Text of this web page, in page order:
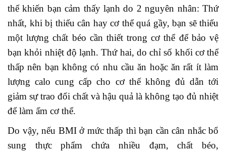
thể khiến bạn cảm thấy lạnh do 2 nguyên nhân: Thứ
nhất, khi bị thiếu cân hay cơ thể quá gầy, bạn sẽ thiếu
một lượng chất béo cần thiết trong cơ thể để bảo vệ
bạn khỏi nhiệt độ lạnh. Thứ hai, do chỉ số khối cơ thể
thấp nên bạn không có nhu cầu ăn hoặc ăn rất ít làm
lượng calo cung cấp cho cơ thể không đủ dẫn tới
giảm sự trao đổi chất và hậu quả là không tạo đủ nhiệt
để làm ấm cơ thể.
Do vậy, nếu BMI ở mức thấp thì bạn cần cân nhắc bổ
sung thực phẩm chứa nhiều đạm, chất béo,